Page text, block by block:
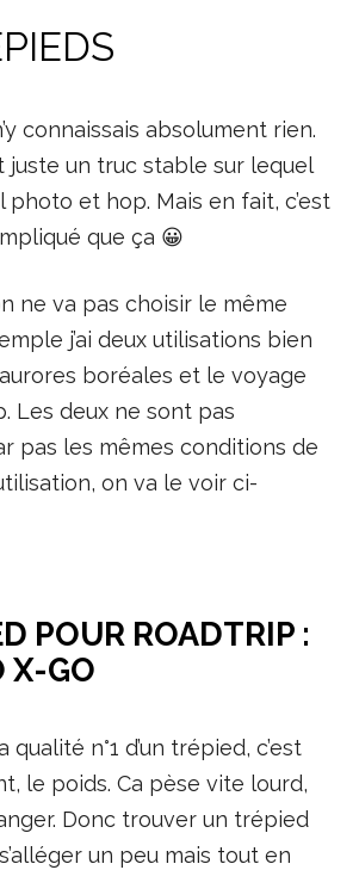
connaissais absolument rien.
juste un truc stable sur lequel
photo et hop. Mais en fait, c’est
que ça 😀
ne va pas choisir le même
j’ai deux utilisations bien
boréales et le voyage
Les deux ne sont pas
pas les mêmes conditions de
on va le voir ci-
POUR ROADTRIP :
X-GO
qualité n°1 d’un trépied, c’est
le poids. Ca pèse vite lourd,
Donc trouver un trépied
un peu mais tout en